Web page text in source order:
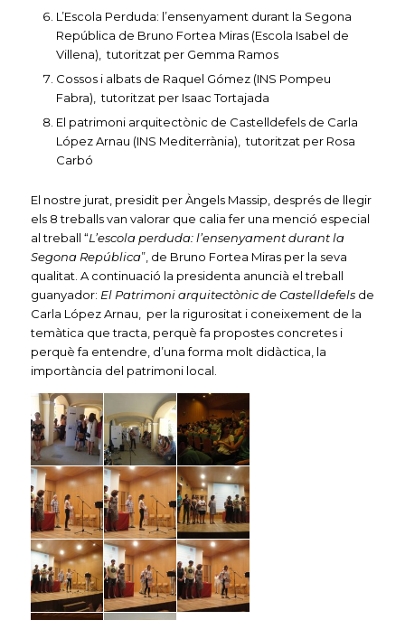
L’Escola Perduda: l’ensenyament durant la Segona
República de Bruno Fortea Miras (Escola Isabel de
Villena), tutoritzat per Gemma Ramos
Cossos i albats de Raquel Gómez (INS Pompeu
Fabra), tutoritzat per Isaac Tortajada
El patrimoni arquitectònic de Castelldefels de Carla
López Arnau (INS Mediterrània), tutoritzat per Rosa
Carbó
El nostre jurat, presidit per Àngels Massip, després de llegir
els 8 treballs van valorar que calia fer una menció especial
al treball “L’escola perduda: l’ensenyament durant la
Segona República”, de Bruno Fortea Miras per la seva
qualitat. A continuació la presidenta anuncià el treball
guanyador: El Patrimoni arquitectònic de Castelldefelsde
Carla López Arnau, per la rigurositat i coneixement de la
temàtica que tracta, perquè fa propostes concretes i
perquè fa entendre, d’una forma molt didàctica, la
importància del patrimoni local.